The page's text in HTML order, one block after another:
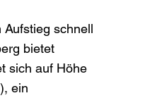
schnell
bietet
sich auf Höhe
ein